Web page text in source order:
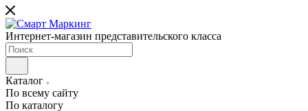
Интернет-магазин представительского класса
Каталог
По всему сайту
По каталогу